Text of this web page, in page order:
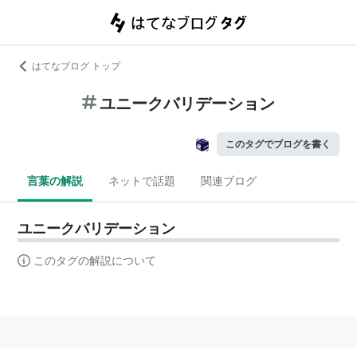
はてなブログ トップ
ユニークバリデーション
このタグでブログを書く
言葉の解説 ネットで話題 関連ブログ
ユニークバリデーション
このタグの解説について